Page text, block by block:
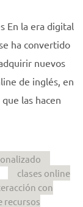
En la era digital
ha convertido
nuevos
de inglés, en
las hacen
clases online
con
recursos